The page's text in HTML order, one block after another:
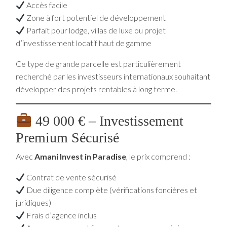
Accès facile
Zone à fort potentiel de développement
Parfait pour lodge, villas de luxe ou projet
d’investissement locatif haut de gamme
Ce type de grande parcelle est particulièrement
recherché par les investisseurs internationaux souhaitant
développer des projets rentables à long terme.
49 000 € – Investissement
Premium Sécurisé
Avec Amani Invest in Paradise, le prix comprend :
Contrat de vente sécurisé
Due diligence complète (vérifications foncières et
juridiques)
Frais d’agence inclus